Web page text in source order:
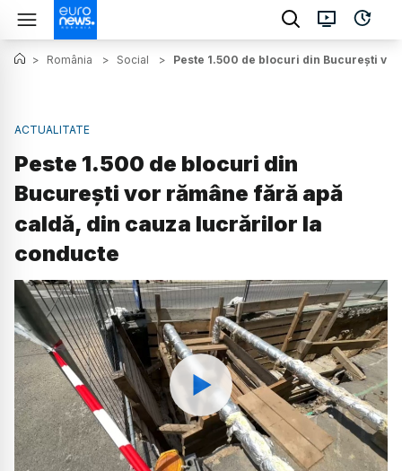
> România > Social > Peste 1.500 de blocuri din București
ACTUALITATE
Peste 1.500 de blocuri din
București vor rămâne fără apă
caldă, din cauza lucrărilor la
conducte
Watch